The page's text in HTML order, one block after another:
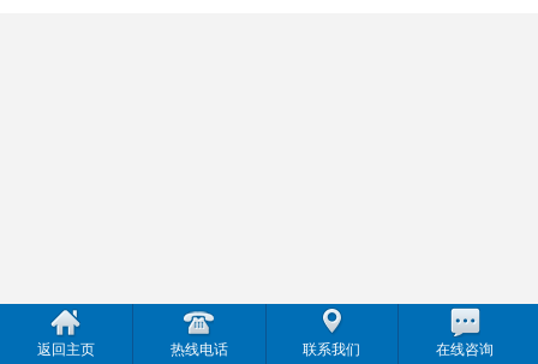
返回主页 热线电话 联系我们 在线咨询